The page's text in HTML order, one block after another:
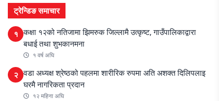
ट्रेन्डिङ समाचार
१ कक्षा १२को नतिजामा झिमरुक जिल्लामै उत्कृष्ट, गाउँपालिकाद्वारा
बधाई तथा शुभकानमना
१ वर्ष अघि
२ वडा अध्यक्ष श्रेष्ठको पहलमा शारीरिक रुपमा अति अशक्त दिलिपलाइ
घरमै नागरिकता प्रदान
१२ महिना अघि